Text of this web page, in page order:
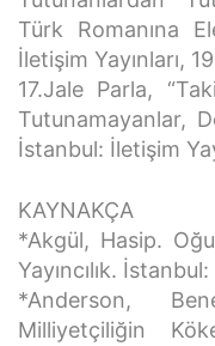
Türk Romanına
İletişim Yayınları,
17.Jale Parla,
Tutunamayanlar,
İstanbul: İletişim
KAYNAKÇA
*Akgül, Hasip.
Yayıncılık.
*Anderson,
Milliyetçiliğin